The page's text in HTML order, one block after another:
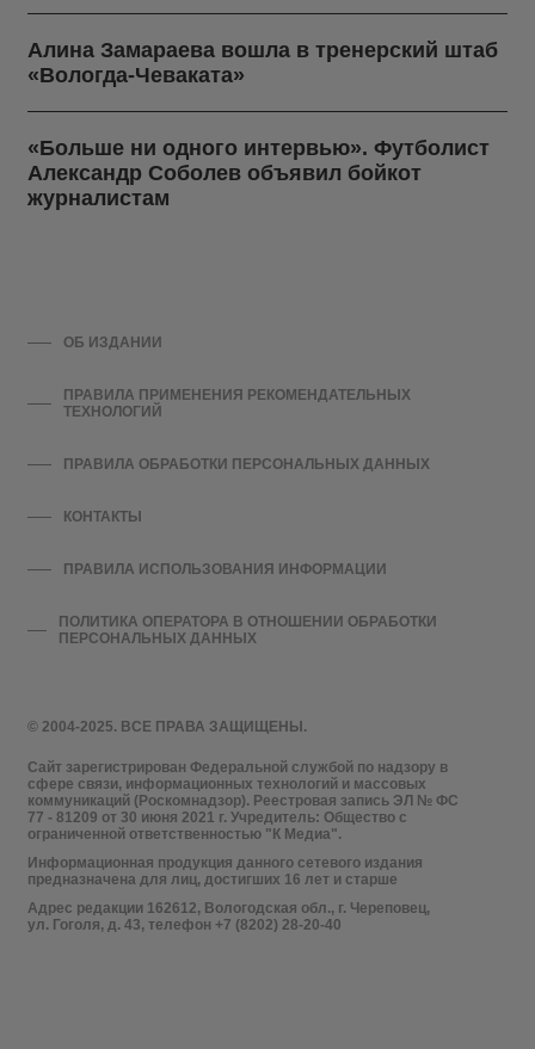
Алина Замараева вошла в тренерский штаб
«Вологда-Чеваката»
«Больше ни одного интервью». Футболист
Александр Соболев объявил бойкот
журналистам
© 2004-2025. ВСЕ ПРАВА ЗАЩИЩЕНЫ.
Сайт зарегистрирован Федеральной службой по надзору в
сфере связи, информационных технологий и массовых
коммуникаций (Роскомнадзор). Реестровая запись ЭЛ № ФС
77 - 81209 от 30 июня 2021 г. Учредитель: Общество с
ограниченной ответственностью "К Медиа".
Информационная продукция данного сетевого издания
предназначена для лиц, достигших 16 лет и старше
Адрес редакции 162612, Вологодская обл., г. Череповец,
ул. Гоголя, д. 43, телефон +7 (8202) 28-20-40
ОБ ИЗДАНИИ
ПРАВИЛА ПРИМЕНЕНИЯ РЕКОМЕНДАТЕЛЬНЫХ
ТЕХНОЛОГИЙ
ПРАВИЛА ОБРАБОТКИ ПЕРСОНАЛЬНЫХ ДАННЫХ
КОНТАКТЫ
ПРАВИЛА ИСПОЛЬЗОВАНИЯ ИНФОРМАЦИИ
ПОЛИТИКА ОПЕРАТОРА В ОТНОШЕНИИ ОБРАБОТКИ
ПЕРСОНАЛЬНЫХ ДАННЫХ